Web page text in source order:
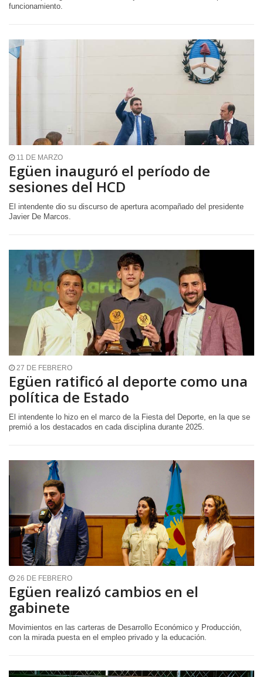
funcionamiento.
11 DE MARZO
Egüen inauguró el período de
sesiones del HCD
El intendente dio su discurso de apertura acompañado del presidente
Javier De Marcos.
27 DE FEBRERO
Egüen ratificó al deporte como una
política de Estado
El intendente lo hizo en el marco de la Fiesta del Deporte, en la que se
premió a los destacados en cada disciplina durante 2025.
26 DE FEBRERO
Egüen realizó cambios en el
gabinete
Movimientos en las carteras de Desarrollo Económico y Producción,
con la mirada puesta en el empleo privado y la educación.